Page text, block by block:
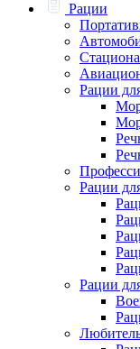
Рации
Рации
Рации
Рации